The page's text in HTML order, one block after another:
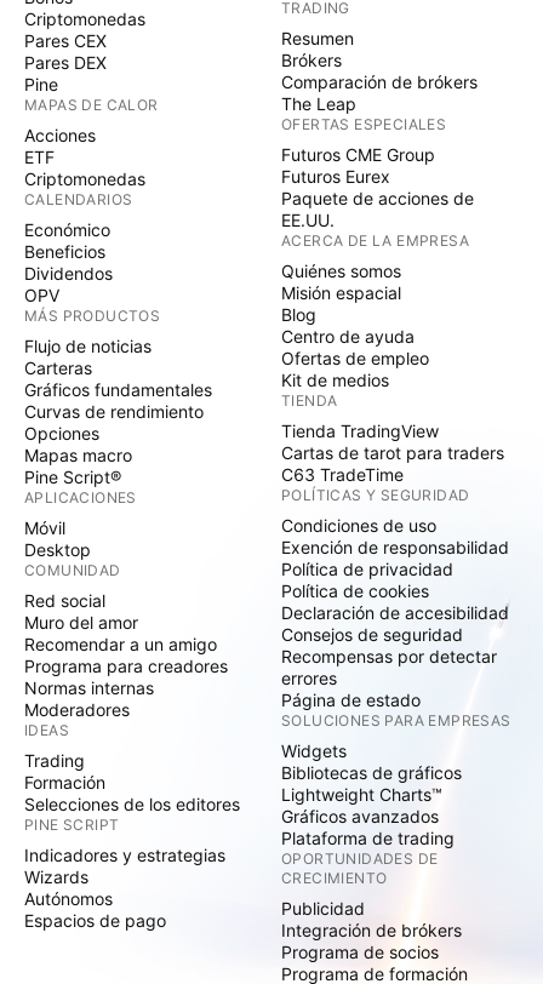
Criptomonedas
Pares CEX
Pares DEX
Pine
MAPAS DE CALOR
Acciones
ETF
Criptomonedas
CALENDARIOS
Económico
Beneficios
Dividendos
OPV
MÁS PRODUCTOS
Flujo de noticias
Carteras
Gráficos fundamentales
Curvas de rendimiento
Opciones
Mapas macro
Pine Script®
APLICACIONES
Móvil
Desktop
COMUNIDAD
Red social
Muro del amor
Recomendar a un amigo
Programa para creadores
Normas internas
Moderadores
IDEAS
Trading
Formación
Selecciones de los editores
PINE SCRIPT
Indicadores y estrategias
Wizards
Autónomos
Espacios de pago
TRADING
Resumen
Brókers
Comparación de brókers
The Leap
OFERTAS ESPECIALES
Futuros CME Group
Futuros Eurex
Paquete de acciones de
EE.UU.
ACERCA DE LA EMPRESA
Quiénes somos
Misión espacial
Blog
Centro de ayuda
Ofertas de empleo
Kit de medios
TIENDA
Tienda TradingView
Cartas de tarot para traders
C63 TradeTime
POLÍTICAS Y SEGURIDAD
Condiciones de uso
Exención de responsabilidad
Política de privacidad
Política de cookies
Declaración de accesibilidad
Consejos de seguridad
Recompensas por detectar
errores
Página de estado
SOLUCIONES PARA EMPRESAS
Widgets
Bibliotecas de gráficos
Lightweight Charts™
Gráficos avanzados
Plataforma de trading
OPORTUNIDADES DE
CRECIMIENTO
Publicidad
Integración de brókers
Programa de socios
Programa de formación